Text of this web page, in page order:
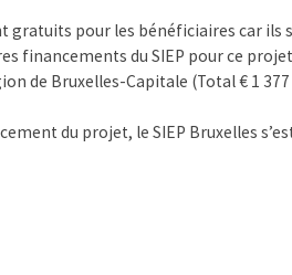
gratuits pour les bénéficiaires car ils
financements du SIEP pour ce
de Bruxelles-Capitale (Total € 1 377
du projet, le SIEP Bruxelles